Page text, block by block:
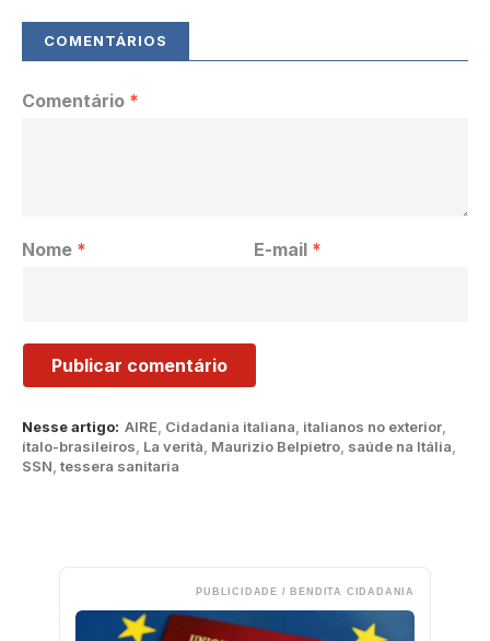
Nesse artigo: AIRE Cidadania italiana italianos no exterior
ítalo-brasileiros La verità Maurizio Belpietro saúde na Itália
SSN tessera sanitaria
Comentário *
Nome * E-mail *
PUBLICIDADE / BENDITA CIDADANIA